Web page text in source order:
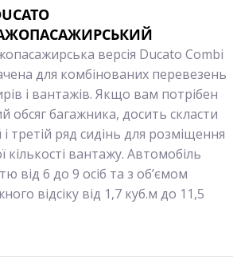
версія Ducato Combi
для комбінованих перевезень
і вантажів. Якщо вам потрібен
обсяг багажника, досить скласти
третій ряд сидінь для розміщення
кількості вантажу. Автомобіль
від 6 до 9 осіб та з об’ємом
відсіку від 1,7 куб.м до 11,5